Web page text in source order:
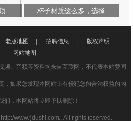
杯子材质这么多，选择
老版地图 招聘信息 版权声明
网站地图
频、音频等资料均来自互联网，不代表本站赞同
，如果您发现本网站上有侵犯您的合法权益的内
们，本网站将立即予以删除！
www.fjdushi.com., All rights reserved.